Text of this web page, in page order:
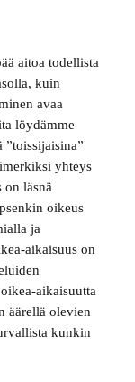
aitoa todellista
kuin
avaa
löydämme
yhteys
on läsnä
oikeus
ja
aikaisuus on
aikaisuutta
äärellä olevien
kunkin